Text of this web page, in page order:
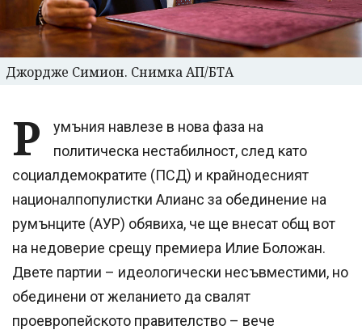
Джордже Симион. Снимка АП/БТА
Р
умъния навлезе в нова фаза на
политическа нестабилност, след като
социалдемократите (ПСД) и крайнодесният
националпопулистки Алианс за обединение на
румънците (АУР) обявиха, че ще внесат общ вот
на недоверие срещу премиера Илие Боложан.
Двете партии – идеологически несъвместими, но
обединени от желанието да свалят
проевропейското правителство – вече